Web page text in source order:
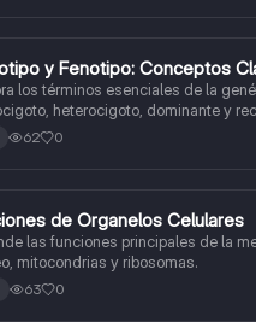
y Fenotipo: Conceptos
los términos esenciales de la
heterocigoto, dominante y
62 0
de Organelos Celulares
las funciones principales de la
mitocondrias y ribosomas.
63 0